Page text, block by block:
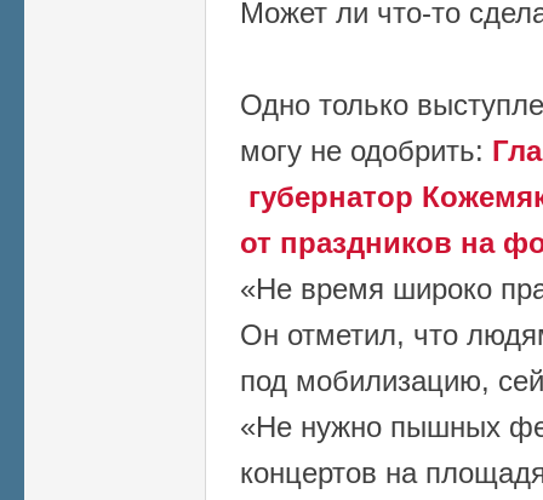
Может ли что-то
Одно только
могу не одобрить:
губернатор
от праздников на
«Не время широко
Он отметил, что
под мобилизацию,
«Не нужно пышных
концертов на